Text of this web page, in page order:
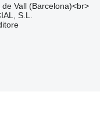
Vall (Barcelona)<br>
S.L.